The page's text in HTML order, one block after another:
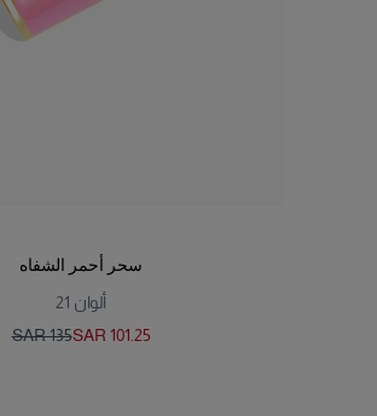
سحر أحمر الشفاه
21 ألوان
SAR 135SAR 101.25